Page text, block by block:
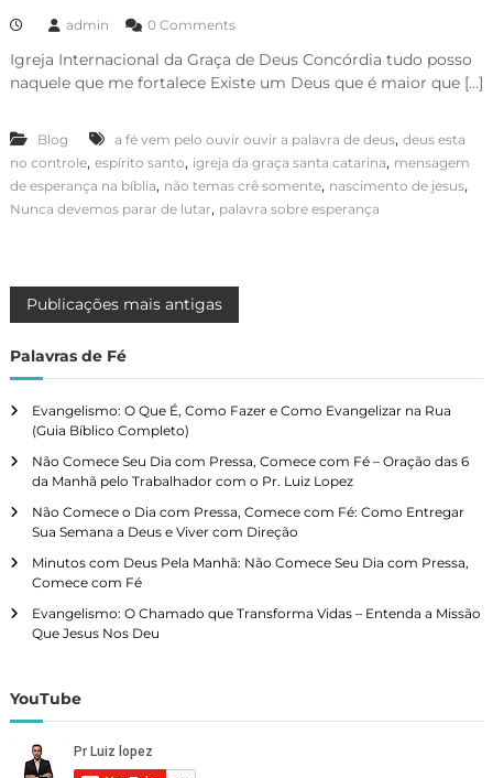
admin 0 Comments
Igreja Internacional da Graça de Deus Concórdia tudo posso
naquele que me fortalece Existe um Deus que é maior que […]
Blog a fé vem pelo ouvir ouvir a palavra de deus, deus esta
no controle, espírito santo, igreja da graça santa catarina, mensagem
de esperança na bíblia, não temas crê somente, nascimento de jesus,
Nunca devemos parar de lutar, palavra sobre esperança
N
a
v
e
g
a
ç
o
p
Publicações mais antigas
Palavras de Fé
Evangelismo: O Que É, Como Fazer e Como Evangelizar na Rua
(Guia Bíblico Completo)
Não Comece Seu Dia com Pressa, Comece com Fé – Oração das 6
da Manhã pelo Trabalhador com o Pr. Luiz Lopez
Não Comece o Dia com Pressa, Comece com Fé: Como Entregar
Sua Semana a Deus e Viver com Direção
Minutos com Deus Pela Manhã: Não Comece Seu Dia com Pressa,
Comece com Fé
Evangelismo: O Chamado que Transforma Vidas – Entenda a Missão
Que Jesus Nos Deu
YouTube